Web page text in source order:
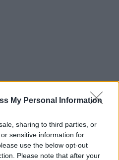
My Personal Information
sharing to third parties, or
sensitive information for
use the below opt-out
Please note that after your